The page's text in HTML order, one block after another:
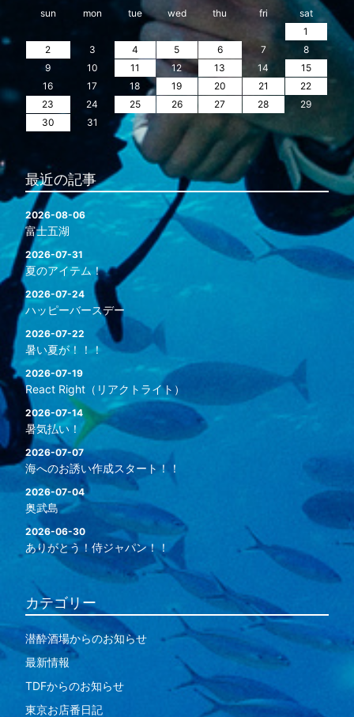
sun mon tue wed thu fri
sat
1
2
3 4 5 6 7
8
9
10 11 12 13 14
15
16
17 18 19 20 21
22
23
24 25 26 27 28
29
30
31
最近の記事
2026-08-06
富士五湖
2026-07-31
夏のアイテム！
2026-07-24
ハッピーバースデー
2026-07-22
暑い夏が！！！
2026-07-19
React Right（リアクトライト）
2026-07-14
暑気払い！
2026-07-07
海へのお誘い作成スタート！！
2026-07-04
奥武島
2026-06-30
ありがとう！侍ジャパン！！
カテゴリー
潜酔酒場からのお知らせ
最新情報
TDFからのお知らせ
東京お店番日記